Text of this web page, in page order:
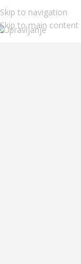
Skip to navigation
Skip to main content